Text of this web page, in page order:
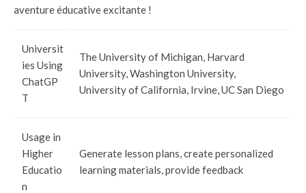
aventure éducative excitante !
Universit
ies Using
ChatGP
T
The University of Michigan, Harvard
University, Washington University,
University of California, Irvine, UC San Diego
Usage in
Higher
Educatio
n
Generate lesson plans, create personalized
learning materials, provide feedback